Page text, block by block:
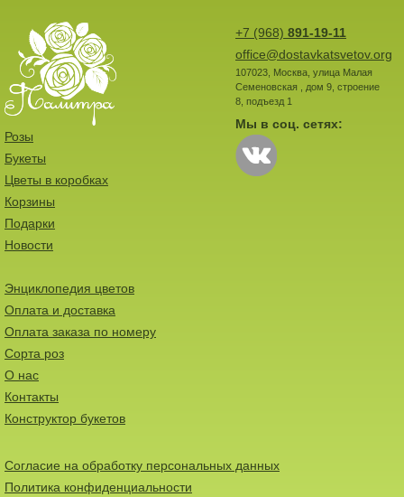
+7 (968) 891-19-11
office@dostavkatsvetov.org
107023, Москва, улица Малая
Семеновская , дом 9, строение
8, подъезд 1
Мы в соц. сетях:
Розы
Букеты
Цветы в коробках
Корзины
Подарки
Новости
Энциклопедия цветов
Оплата и доставка
Оплата заказа по номеру
Сорта роз
О нас
Контакты
Конструктор букетов
Согласие на обработку персональных данных
Политика конфиденциальности